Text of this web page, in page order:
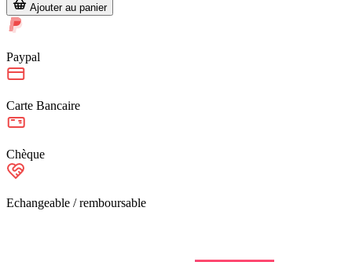
Ajouter au panier
Paypal
Carte Bancaire
Chèque
Echangeable / remboursable